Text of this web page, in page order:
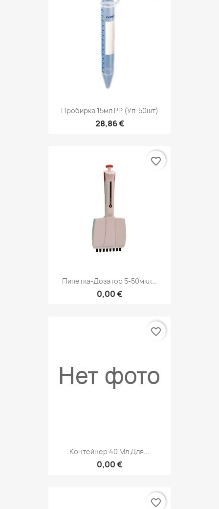
Пробирка 15мл PP (уп-50шт)
28,86 €
Пипетка-Дозатор 5-50мкл...
0,00 €
favorite_border
Контейнер 40 Мл Для...
0,00 €
favorite_border
favorite_border